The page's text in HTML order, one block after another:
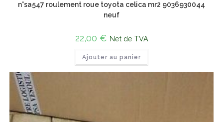
n°sa547 roulement roue toyota celica mr2 9036930044
neuf
22,00 € Net de TVA
Ajouter au panier